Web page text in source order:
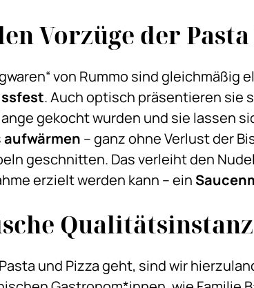
Vorzüge der
von Rummo sind
. Auch optisch präsentieren sie
gekocht wurden und sie lassen
aufwärmen – ganz ohne Verlust der
geschnitten. Das verleiht den
erzielt werden kann – ein
Qualitätsinstanz
und Pizza geht, sind wir